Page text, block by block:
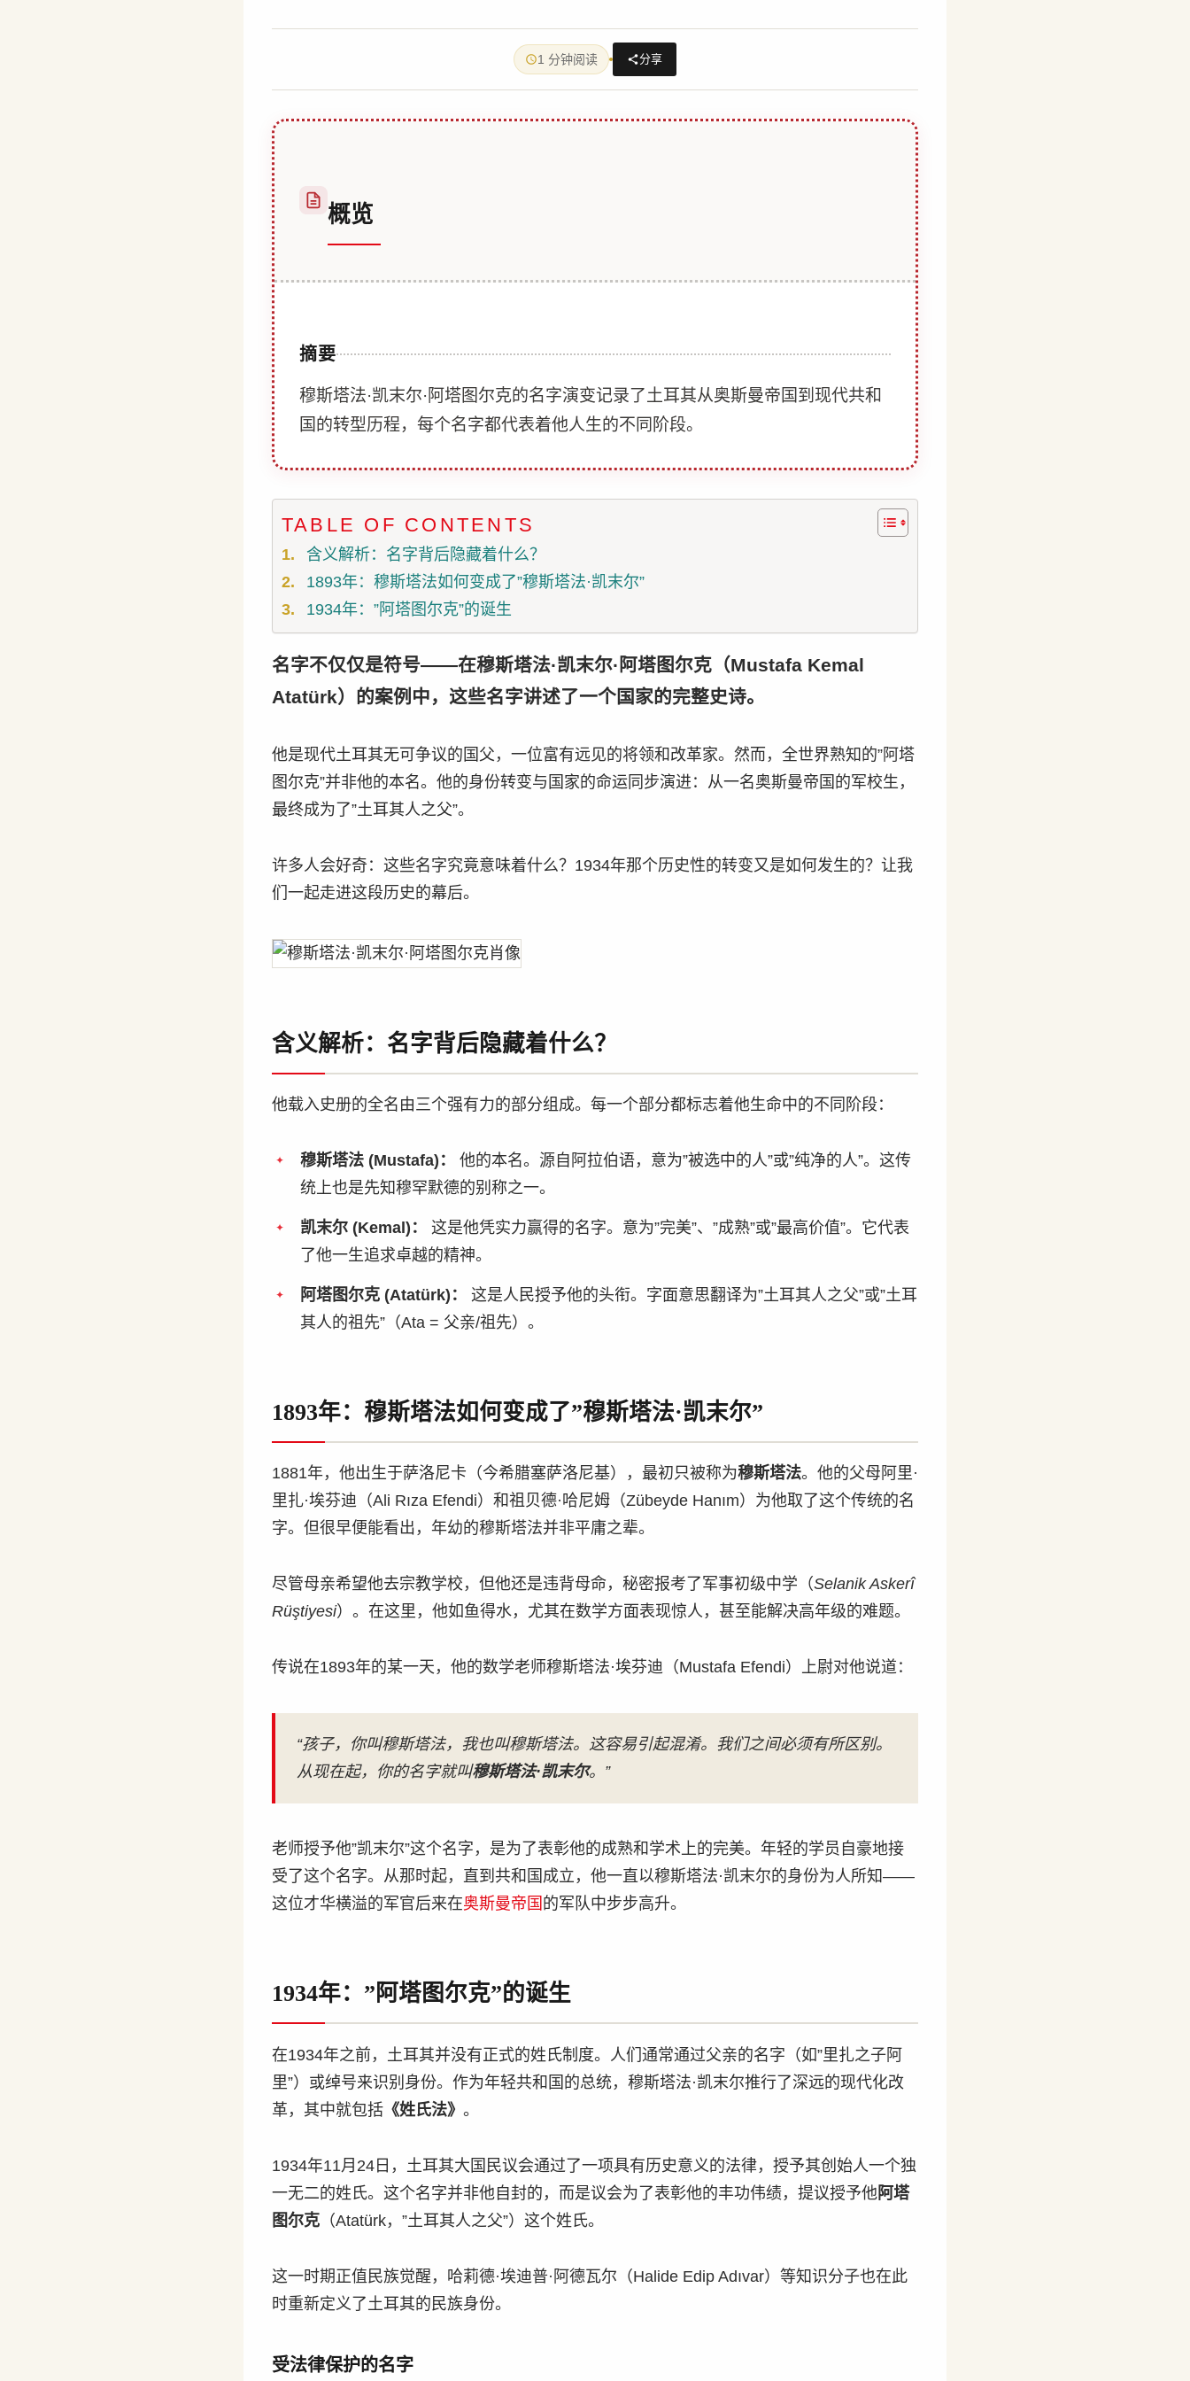
1 分钟阅读 分享
概览
摘要
穆斯塔法·凯末尔·阿塔图尔克的名字演变记录了土耳其从奥斯曼帝国到现代共和
国的转型历程，每个名字都代表着他人生的不同阶段。
TABLE OF CONTENTS
含义解析：名字背后隐藏着什么？
1893年：穆斯塔法如何变成了”穆斯塔法·凯末尔”
1934年：”阿塔图尔克”的诞生
名字不仅仅是符号——在穆斯塔法·凯末尔·阿塔图尔克（Mustafa Kemal
Atatürk）的案例中，这些名字讲述了一个国家的完整史诗。
他是现代土耳其无可争议的国父，一位富有远见的将领和改革家。然而，全世界熟知的”阿塔
图尔克”并非他的本名。他的身份转变与国家的命运同步演进：从一名奥斯曼帝国的军校生，
最终成为了”土耳其人之父”。
许多人会好奇：这些名字究竟意味着什么？1934年那个历史性的转变又是如何发生的？让我
们一起走进这段历史的幕后。
含义解析：名字背后隐藏着什么？
他载入史册的全名由三个强有力的部分组成。每一个部分都标志着他生命中的不同阶段：
穆斯塔法 (Mustafa)：
他的本名。源自阿拉伯语，意为”被选中的人”或”纯净的人”。这传
统上也是先知穆罕默德的别称之一。
凯末尔 (Kemal)：
这是他凭实力赢得的名字。意为”完美”、”成熟”或”最高价值”。它代表
了他一生追求卓越的精神。
阿塔图尔克 (Atatürk)：
这是人民授予他的头衔。字面意思翻译为”土耳其人之父”或”土耳
其人的祖先”（Ata = 父亲/祖先）。
1893年：穆斯塔法如何变成了”穆斯塔法·凯末尔”
1881年，他出生于萨洛尼卡（今希腊塞萨洛尼基），最初只被称为穆斯塔法。他的父母阿里·
里扎·埃芬迪（Ali Rıza Efendi）和祖贝德·哈尼姆（Zübeyde Hanım）为他取了这个传统的名
字。但很早便能看出，年幼的穆斯塔法并非平庸之辈。
尽管母亲希望他去宗教学校，但他还是违背母命，秘密报考了军事初级中学（Selanik Askerî
Rüştiyesi）。在这里，他如鱼得水，尤其在数学方面表现惊人，甚至能解决高年级的难题。
传说在1893年的某一天，他的数学老师穆斯塔法·埃芬迪（Mustafa Efendi）上尉对他说道：
“孩子，你叫穆斯塔法，我也叫穆斯塔法。这容易引起混淆。我们之间必须有所区别。
从现在起，你的名字就叫穆斯塔法·凯末尔。”
老师授予他”凯末尔”这个名字，是为了表彰他的成熟和学术上的完美。年轻的学员自豪地接
受了这个名字。从那时起，直到共和国成立，他一直以穆斯塔法·凯末尔的身份为人所知——
这位才华横溢的军官后来在奥斯曼帝国 的军队中步步高升。
1934年：”阿塔图尔克”的诞生
在1934年之前，土耳其并没有正式的姓氏制度。人们通常通过父亲的名字（如”里扎之子阿
里”）或绰号来识别身份。作为年轻共和国的总统，穆斯塔法·凯末尔推行了深远的现代化改
革，其中就包括 《姓氏法》 。
1934年11月24日，土耳其大国民议会通过了一项具有历史意义的法律，授予其创始人一个独
一无二的姓氏。这个名字并非他自封的，而是议会为了表彰他的丰功伟绩，提议授予他阿塔
图尔克 （Atatürk，”土耳其人之父”）这个姓氏。
这一时期正值民族觉醒，哈莉德·埃迪普·阿德瓦尔（Halide Edip Adıvar）等知识分子也在此
时重新定义了土耳其的民族身份。
受法律保护的名字